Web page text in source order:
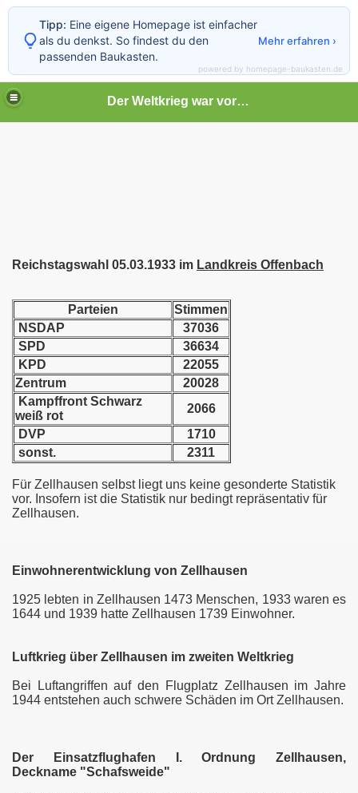
Der Weltkrieg war vor deiner Tür
Reichstagswahl 05.03.1933 im Landkreis Offenbach
Parteien
Stimmen
NSDAP
37036
SPD
36634
KPD
22055
Zentrum
20028
Kampffront Schwarz
weiß rot
2066
DVP
1710
sonst.
2311
Für Zellhausen selbst liegt uns keine gesonderte Statistik
vor. Insofern ist die Statistik nur bedingt repräsentativ für
Zellhausen.
Einwohnerentwicklung von Zellhausen
1925 lebten in Zellhausen 1473 Menschen, 1933 waren es
1644 und 1939 hatte Zellhausen 1739 Einwohner.
Luftkrieg über Zellhausen im zweiten Weltkrieg
Bei Luftangriffen auf den Flugplatz Zellhausen im Jahre
1944 entstehen auch schwere Schäden im Ort Zellhausen.
Der Einsatzflughafen I. Ordnung Zellhausen,
Deckname "Schafsweide"
Tipp: Eine eigene Homepage ist einfacher
als du denkst. So findest du den
passenden Baukasten.
Mehr erfahren ›
powered by homepage-baukasten.de